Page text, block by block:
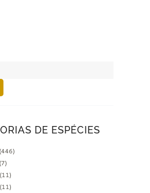
DE ESPÉCIES
(446)
(7)
(11)
(11)